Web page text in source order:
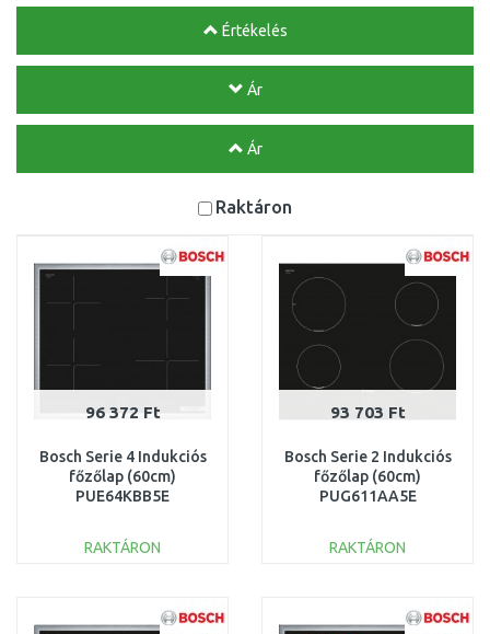
Értékelés
Ár
Ár
Raktáron
96 372 Ft
Bosch Serie 4 Indukciós
főzőlap (60cm)
PUE64KBB5E
RAKTÁRON
Összehasonlítás
93 703 Ft
Bosch Serie 2 Indukciós
főzőlap (60cm)
PUG611AA5E
RAKTÁRON
Összehasonlítás